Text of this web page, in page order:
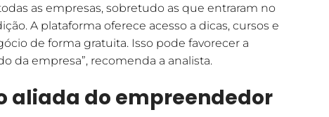
as empresas, sobretudo as que entraram no
A plataforma oferece acesso a dicas, cursos e
de forma gratuita. Isso pode favorecer a
da empresa”, recomenda a analista.
aliada do empreendedor